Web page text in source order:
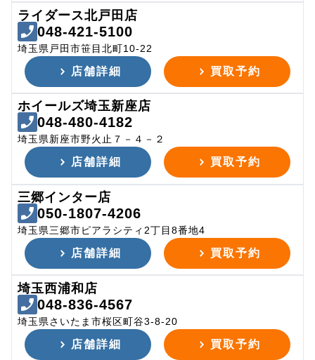
ライダース北戸田店
048-421-5100
埼玉県戸田市笹目北町10-22
店舗詳細 買取予約
ホイールズ埼玉新座店
048-480-4182
埼玉県新座市野火止７－４－２
店舗詳細 買取予約
三郷インター店
050-1807-4206
埼玉県三郷市ピアラシティ2丁目8番地4
店舗詳細 買取予約
埼玉西浦和店
048-836-4567
埼玉県さいたま市桜区町谷3-8-20
店舗詳細 買取予約